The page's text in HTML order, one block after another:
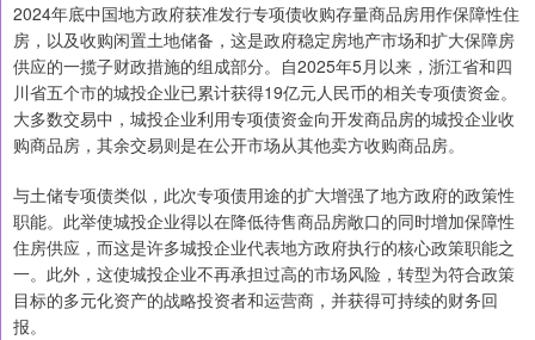
2024年底中国地方政府获准发行专项债收购存量商品房用作保障性住
房，以及收购闲置土地储备，这是政府稳定房地产市场和扩大保障房
供应的一揽子财政措施的组成部分。自2025年5月以来，浙江省和四
川省五个市的城投企业已累计获得19亿元人民币的相关专项债资金。
大多数交易中，城投企业利用专项债资金向开发商品房的城投企业收
购商品房，其余交易则是在公开市场从其他卖方收购商品房。
与土储专项债类似，此次专项债用途的扩大增强了地方政府的政策性
职能。此举使城投企业得以在降低待售商品房敞口的同时增加保障性
住房供应，而这是许多城投企业代表地方政府执行的核心政策职能之
一。此外，这使城投企业不再承担过高的市场风险，转型为符合政策
目标的多元化资产的战略投资者和运营商，并获得可持续的财务回
报。